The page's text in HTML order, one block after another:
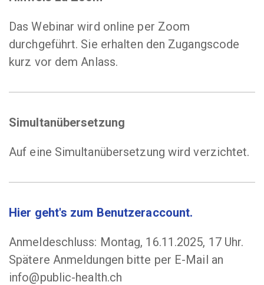
Das Webinar wird online per Zoom
durchgeführt. Sie erhalten den Zugangscode
kurz vor dem Anlass.
Simultanübersetzung
Auf eine Simultanübersetzung wird verzichtet.
Hier geht's zum Benutzeraccount.
Anmeldeschluss: Montag, 16.11.2025, 17 Uhr.
Spätere Anmeldungen bitte per E-Mail an
info@public-health.ch